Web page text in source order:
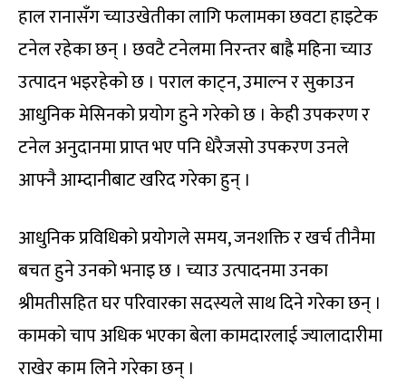
हाल रानासँग च्याउखेतीका लागि फलामका छवटा हाइटेक
टनेल रहेका छन् । छवटै टनेलमा निरन्तर बाह्रै महिना च्याउ
उत्पादन भइरहेको छ । पराल काट्न, उमाल्न र सुकाउन
आधुनिक मेसिनको प्रयोग हुने गरेको छ । केही उपकरण र
टनेल अनुदानमा प्राप्त भए पनि धेरैजसो उपकरण उनले
आफ्नै आम्दानीबाट खरिद गरेका हुन् ।
आधुनिक प्रविधिको प्रयोगले समय, जनशक्ति र खर्च तीनैमा
बचत हुने उनको भनाइ छ । च्याउ उत्पादनमा उनका
श्रीमतीसहित घर परिवारका सदस्यले साथ दिने गरेका छन् ।
कामको चाप अधिक भएका बेला कामदारलाई ज्यालादारीमा
राखेर काम लिने गरेका छन् ।